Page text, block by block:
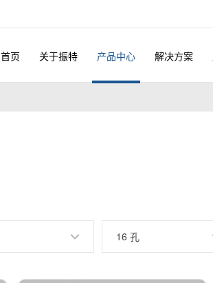
首页 关于振特 产品中心 解决方案
16 孔